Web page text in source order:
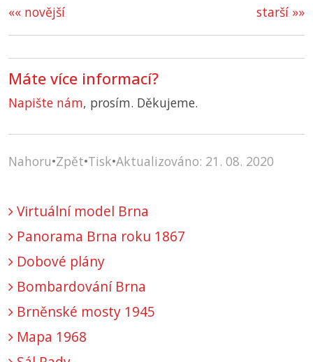
starší »»
«« novější
Máte více informací?
Napište nám, prosím. Děkujeme.
Nahoru•Zpět•Tisk•Aktualizováno: 21. 08. 2020
Virtuální model Brna
Panorama Brna roku 1867
Dobové plány
Bombardování Brna
Brněnské mosty 1945
Mapa 1968